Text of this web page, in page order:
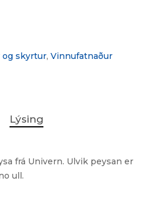
og skyrtur, Vinnufatnaður
Lýsing
frá Univern. Ulvik peysan er
ull.